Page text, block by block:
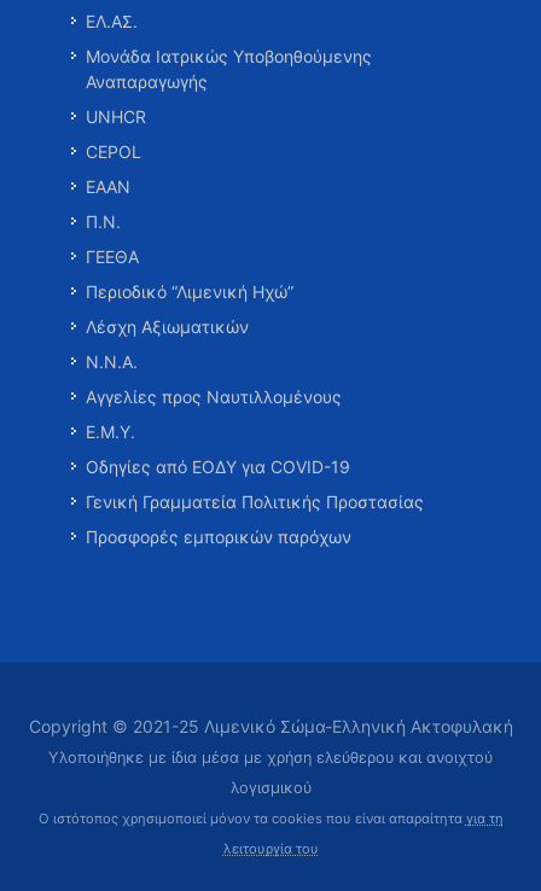
ΕΛ.ΑΣ.
Μονάδα Ιατρικώς Υποβοηθούμενης
Αναπαραγωγής
UNHCR
CEPOL
ΕΑΑΝ
Π.Ν.
ΓΕΕΘΑ
Περιοδικό “Λιμενική Ηχώ”
Λέσχη Αξιωματικών
Ν.Ν.Α.
Αγγελίες προς Ναυτιλλομένους
Ε.Μ.Υ.
Οδηγίες από ΕΟΔΥ για COVID-19
Γενική Γραμματεία Πολιτικής Προστασίας
Προσφορές εμπορικών παρόχων
Copyright © 2021-25 Λιμενικό Σώμα-Ελληνική Ακτοφυλακή
Υλοποιήθηκε με ίδια μέσα με χρήση ελεύθερου και ανοιχτού
λογισμικού
Ο ιστότοπος χρησιμοποιεί μόνον τα cookies που είναι απαραίτητα για τη
λειτουργία του